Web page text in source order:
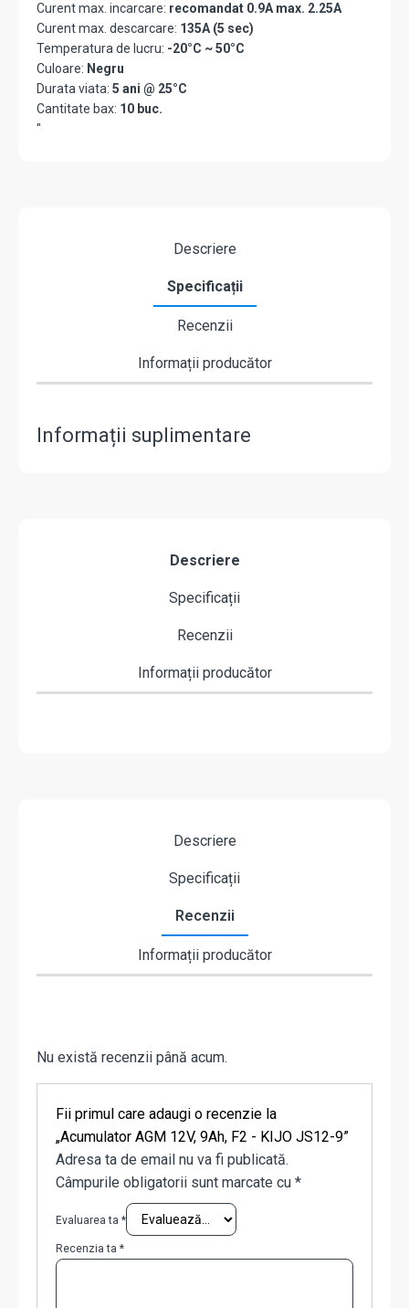
Curent max. incarcare: recomandat 0.9A max. 2.25A
Curent max. descarcare: 135A (5 sec)
Temperatura de lucru: -20°C ~ 50°C
Culoare: Negru
Durata viata: 5 ani @ 25°C
Cantitate bax: 10 buc.
"
Descriere
Specificații
Recenzii
Informații producător
Informații suplimentare
Descriere
Specificații
Recenzii
Informații producător
Descriere
Specificații
Recenzii
Informații producător
Nu există recenzii până acum.
Fii primul care adaugi o recenzie la
„Acumulator AGM 12V, 9Ah, F2 - KIJO JS12-9”
Adresa ta de email nu va fi publicată.
Câmpurile obligatorii sunt marcate cu *
Evaluarea ta *
Recenzia ta *